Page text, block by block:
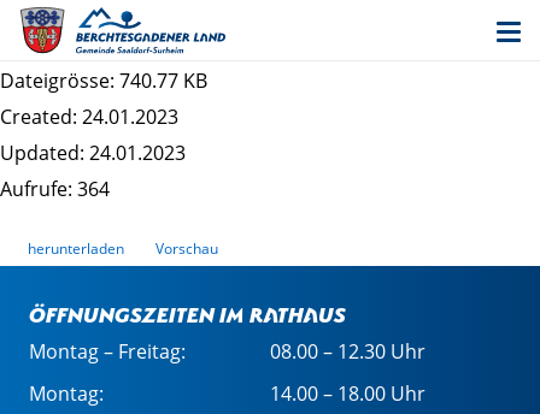
Bekanntmachung Satzungbeschluss
"Stoißbergweg"
Dateigrösse: 740.77 KB
Created: 24.01.2023
Updated: 24.01.2023
Aufrufe: 364
herunterladen Vorschau
Öffnungszeiten im Rathaus
Montag – Freitag:
08.00 – 12.30 Uhr
Montag:
14.00 – 18.00 Uhr